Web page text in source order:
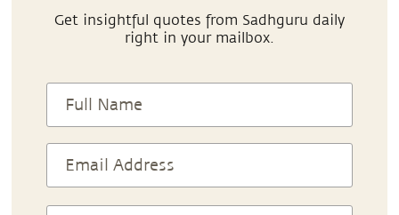
Get insightful quotes from Sadhguru daily
right in your mailbox.